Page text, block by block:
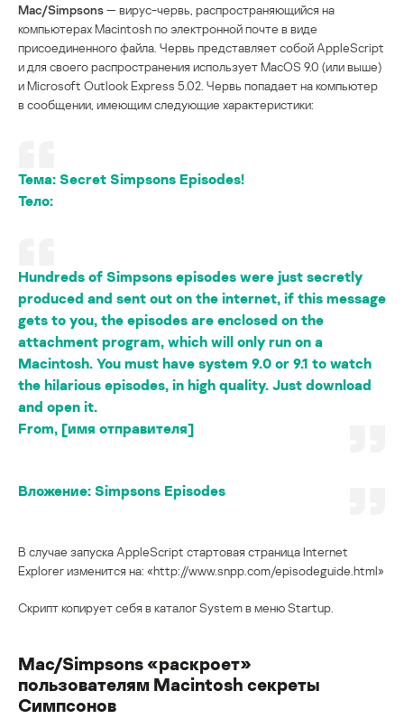
Mac/Simpsons— вирус-червь, распространяющийся на
компьютерах Macintosh по электронной почте в виде
присоединенного файла. Червь представляет собой AppleScript
и для своего распространения использует MacOS 9.0 (или выше)
и Microsoft Outlook Express 5.02. Червь попадает на компьютер
в сообщении, имеющим следующие характеристики:
Тема: Secret Simpsons Episodes!
Тело:
Hundreds of Simpsons episodes were just secretly
produced and sent out on the internet, if this message
gets to you, the episodes are enclosed on the
attachment program, which will only run on a
Macintosh. You must have system 9.0 or 9.1 to watch
the hilarious episodes, in high quality. Just download
and open it.
From, [имя отправителя]
Вложение: Simpsons Episodes
В случае запуска AppleScript стартовая страница Internet
Explorer изменится на: «http://www.snpp.com/episodeguide.html»
Скрипт копирует себя в каталог System в меню Startup.
Mac/Simpsons «раскроет»
пользователям Macintosh секреты
Симпсонов